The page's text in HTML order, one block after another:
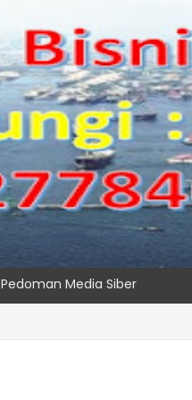
Pedoman Media Siber